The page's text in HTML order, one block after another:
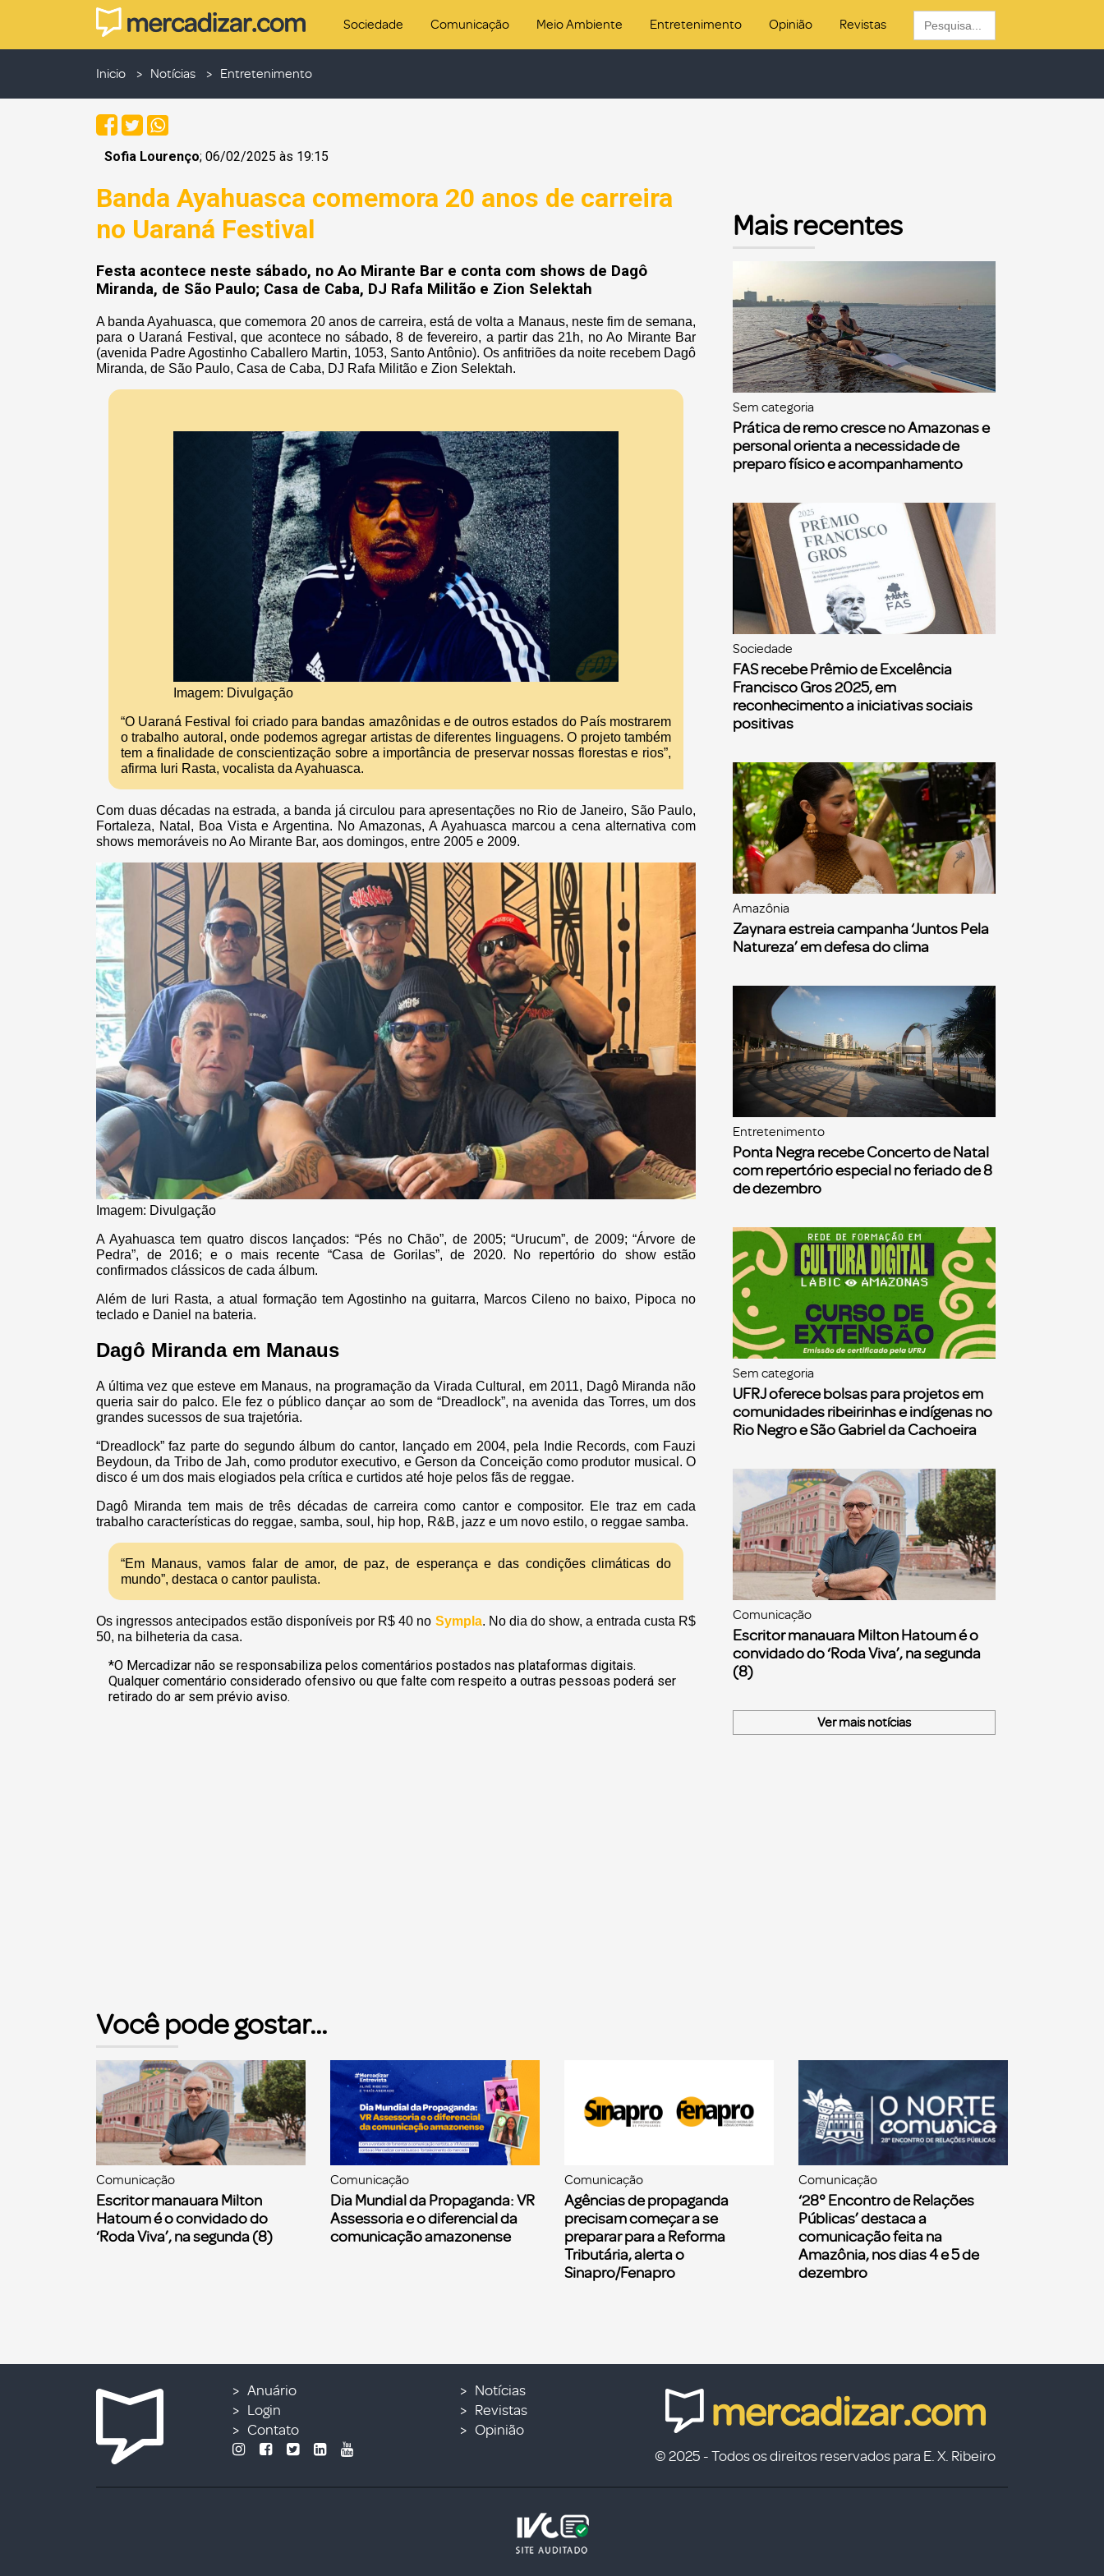
Sociedade Comunicação Meio Ambiente Entretenimento Opinião Revistas
Search
for:
Inicio Notícias Entretenimento
Sofia Lourenço; 06/02/2025 às 19:15
Banda Ayahuasca comemora 20 anos de carreira
no Uaraná Festival
Festa acontece neste sábado, no Ao Mirante Bar e conta com shows de Dagô
Miranda, de São Paulo; Casa de Caba, DJ Rafa Militão e Zion Selektah
A banda Ayahuasca, que comemora 20 anos de carreira, está de volta a Manaus, neste fim de semana,
para o Uaraná Festival, que acontece no sábado, 8 de fevereiro, a partir das 21h, no Ao Mirante Bar
(avenida Padre Agostinho Caballero Martin, 1053, Santo Antônio). Os anfitriões da noite recebem Dagô
Miranda, de São Paulo, Casa de Caba, DJ Rafa Militão e Zion Selektah.
Imagem: Divulgação
“O Uaraná Festival foi criado para bandas amazônidas e de outros estados do País mostrarem
o trabalho autoral, onde podemos agregar artistas de diferentes linguagens. O projeto também
tem a finalidade de conscientização sobre a importância de preservar nossas florestas e rios”,
afirma Iuri Rasta, vocalista da Ayahuasca.
Com duas décadas na estrada, a banda já circulou para apresentações no Rio de Janeiro, São Paulo,
Fortaleza, Natal, Boa Vista e Argentina. No Amazonas, A Ayahuasca marcou a cena alternativa com
shows memoráveis no Ao Mirante Bar, aos domingos, entre 2005 e 2009.
Imagem: Divulgação
A Ayahuasca tem quatro discos lançados: “Pés no Chão”, de 2005; “Urucum”, de 2009; “Árvore de
Pedra”, de 2016; e o mais recente “Casa de Gorilas”, de 2020. No repertório do show estão
confirmados clássicos de cada álbum.
Além de Iuri Rasta, a atual formação tem Agostinho na guitarra, Marcos Cileno no baixo, Pipoca no
teclado e Daniel na bateria.
Dagô Miranda em Manaus
A última vez que esteve em Manaus, na programação da Virada Cultural, em 2011, Dagô Miranda não
queria sair do palco. Ele fez o público dançar ao som de “Dreadlock”, na avenida das Torres, um dos
grandes sucessos de sua trajetória.
“Dreadlock” faz parte do segundo álbum do cantor, lançado em 2004, pela Indie Records, com Fauzi
Beydoun, da Tribo de Jah, como produtor executivo, e Gerson da Conceição como produtor musical. O
disco é um dos mais elogiados pela crítica e curtidos até hoje pelos fãs de reggae.
Dagô Miranda tem mais de três décadas de carreira como cantor e compositor. Ele traz em cada
trabalho características do reggae, samba, soul, hip hop, R&B, jazz e um novo estilo, o reggae samba.
“Em Manaus, vamos falar de amor, de paz, de esperança e das condições climáticas do
mundo”, destaca o cantor paulista.
Os ingressos antecipados estão disponíveis por R$ 40 no Sympla. No dia do show, a entrada custa R$
50, na bilheteria da casa.
*O Mercadizar não se responsabiliza pelos comentários postados nas plataformas digitais.
Qualquer comentário considerado ofensivo ou que falte com respeito a outras pessoas poderá ser
retirado do ar sem prévio aviso.
Mais recentes
Sem categoria
Prática de remo cresce no Amazonas e
personal orienta a necessidade de
preparo físico e acompanhamento
Sociedade
FAS recebe Prêmio de Excelência
Francisco Gros 2025, em
reconhecimento a iniciativas sociais
positivas
Amazônia
Zaynara estreia campanha ‘Juntos Pela
Natureza’ em defesa do clima
Entretenimento
Ponta Negra recebe Concerto de Natal
com repertório especial no feriado de 8
de dezembro
Sem categoria
UFRJ oferece bolsas para projetos em
comunidades ribeirinhas e indígenas no
Rio Negro e São Gabriel da Cachoeira
Comunicação
Escritor manauara Milton Hatoum é o
convidado do ‘Roda Viva’, na segunda
(8)
Ver mais notícias
Você pode gostar...
Comunicação
Escritor manauara Milton
Hatoum é o convidado do
‘Roda Viva’, na segunda (8)
Comunicação
Dia Mundial da Propaganda: VR
Assessoria e o diferencial da
comunicação amazonense
Comunicação
Agências de propaganda
precisam começar a se
preparar para a Reforma
Tributária, alerta o
Sinapro/Fenapro
Comunicação
‘28° Encontro de Relações
Públicas’ destaca a
comunicação feita na
Amazônia, nos dias 4 e 5 de
dezembro
Anuário
Login
Contato
Notícias
Revistas
Opinião
© 2025 - Todos os direitos reservados para E. X. Ribeiro